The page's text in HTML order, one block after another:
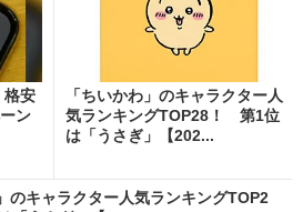
格安
ン
「ちいかわ」のキャラクター人
気ランキングTOP28！ 第1位
は「うさぎ」【202...
のキャラクター人気ランキングTOP2